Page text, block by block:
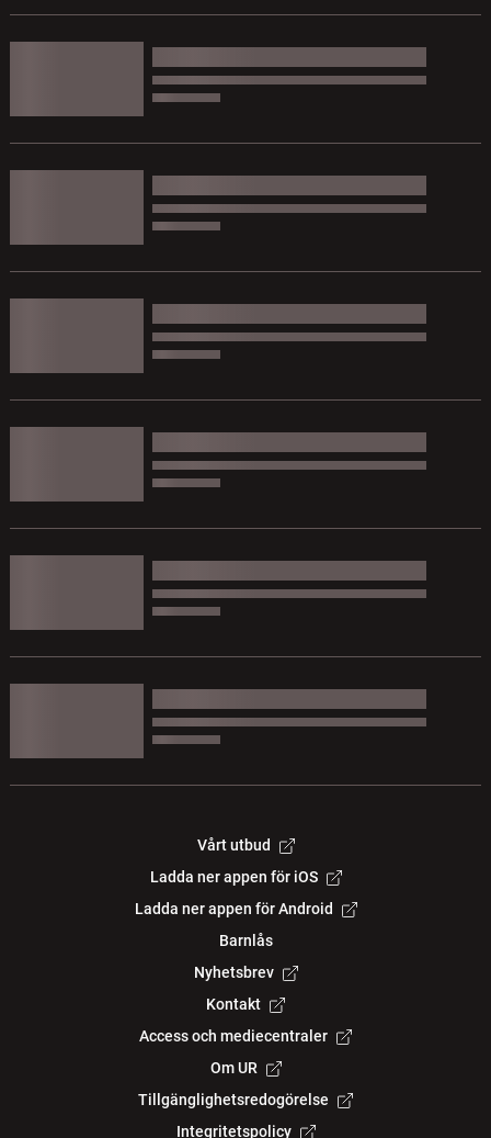
Vårt utbud
Ladda ner appen för iOS
Ladda ner appen för Android
Barnlås
Nyhetsbrev
Kontakt
Access och mediecentraler
Om UR
Tillgänglighetsredogörelse
Integritetspolicy